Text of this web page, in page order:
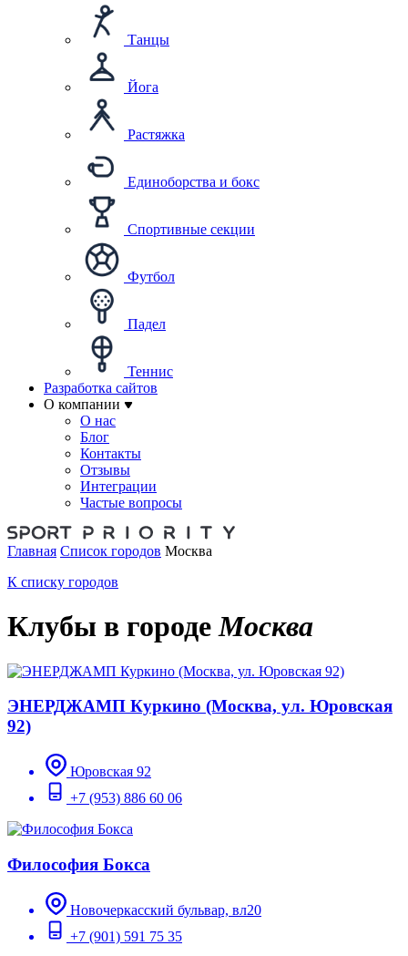
Танцы
Йога
Растяжка
Единоборства и бокс
Спортивные секции
Футбол
Падел
Теннис
Разработка сайтов
О компании
О нас
Блог
Контакты
Отзывы
Интеграции
Частые вопросы
Главная Список городов Москва
К списку городов
Клубы в городе Москва
ЭНЕРДЖАМП Куркино (Москва, ул. Юровская
92)
Юровская 92
+7 (953) 886 60 06
Философия Бокса
Новочеркасский бульвар, вл20
+7 (901) 591 75 35